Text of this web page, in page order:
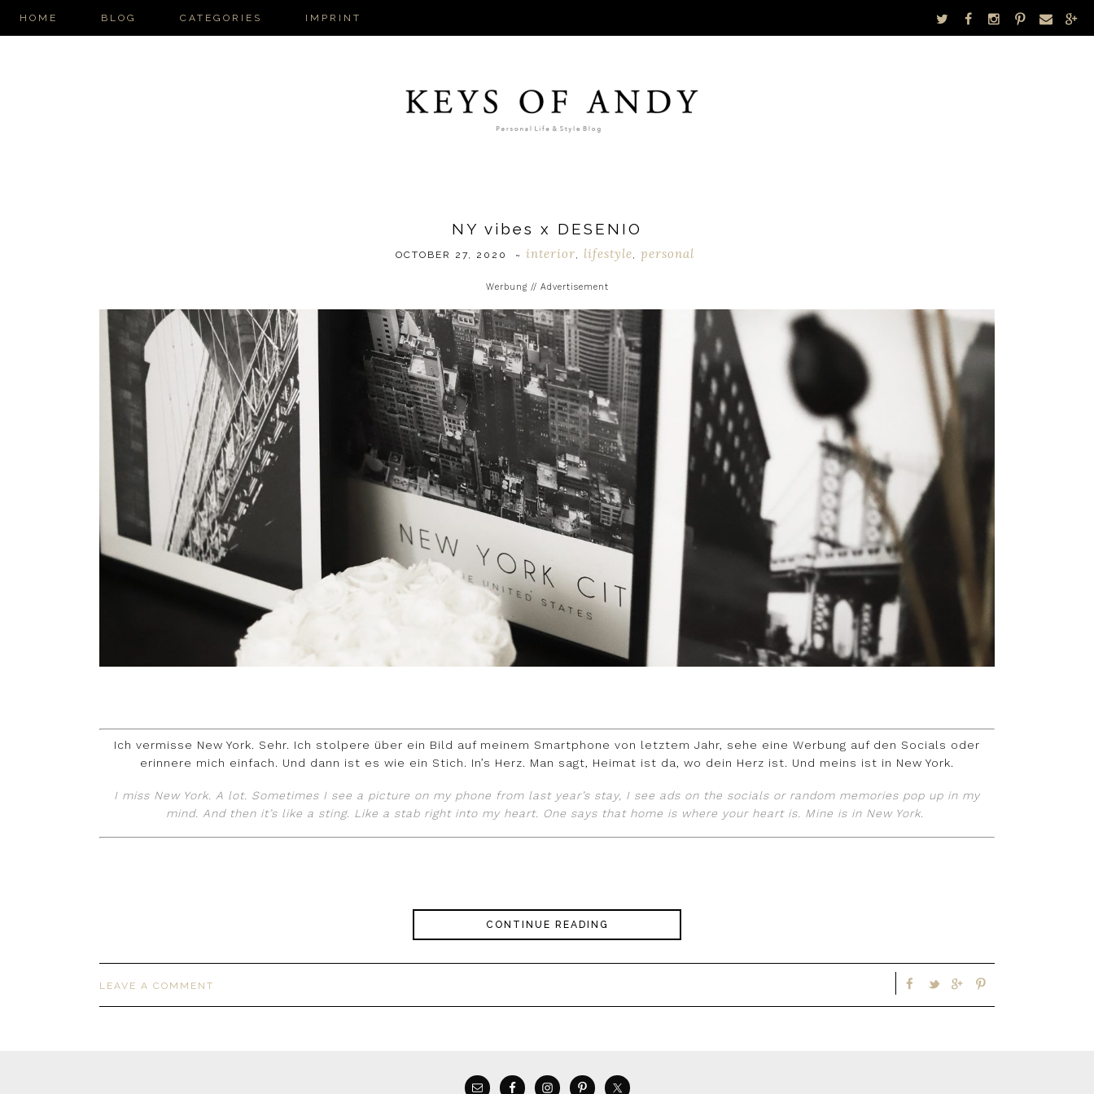
HOME BLOG CATEGORIES IMPRINT
NY vibes x DESENIO
OCTOBER 27, 2020 ~ interior lifestyle personal
Werbung // Advertisement
Ich vermisse New York. Sehr. Ich stolpere über ein Bild auf meinem Smartphone von letztem Jahr, sehe eine Werbung auf den Socials oder
erinnere mich einfach. Und dann ist es wie ein Stich. In’s Herz. Man sagt, Heimat ist da, wo dein Herz ist. Und meins ist in New York.
I miss New York. A lot. Sometimes I see a picture on my phone from last year’s stay, I see ads on the socials or random memories pop up in my
mind. And then it’s like a sting. Like a stab right into my heart. One says that home is where your heart is. Mine is in New York.
CONTINUE READING
LEAVE A COMMENT